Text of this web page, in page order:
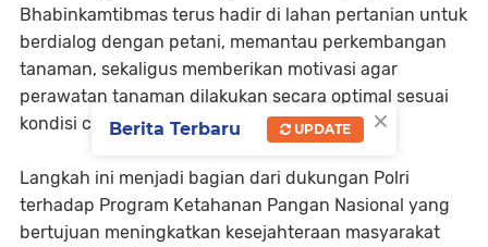
Bhabinkamtibmas terus hadir di lahan pertanian untuk
berdialog dengan petani, memantau perkembangan
tanaman, sekaligus memberikan motivasi agar
perawatan tanaman dilakukan secara optimal sesuai
kondisi cuaca.
Langkah ini menjadi bagian dari dukungan Polri
terhadap Program Ketahanan Pangan Nasional yang
bertujuan meningkatkan kesejahteraan masyarakat
×
Berita Terbaru UPDATE